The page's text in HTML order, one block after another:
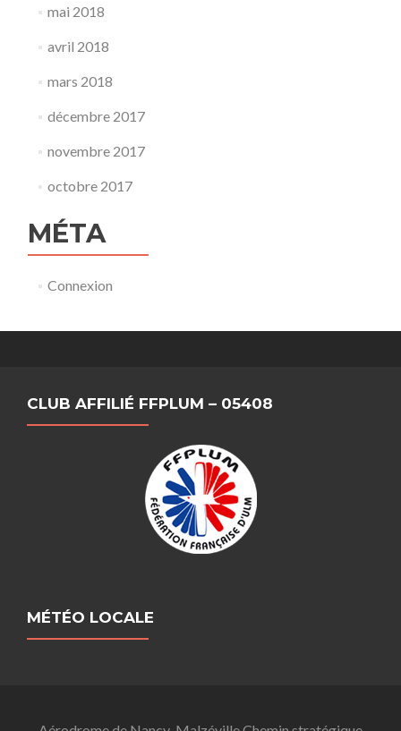
mai 2018
avril 2018
mars 2018
décembre 2017
novembre 2017
octobre 2017
MÉTA
Connexion
CLUB AFFILIÉ FFPLUM – 05408
MÉTÉO LOCALE